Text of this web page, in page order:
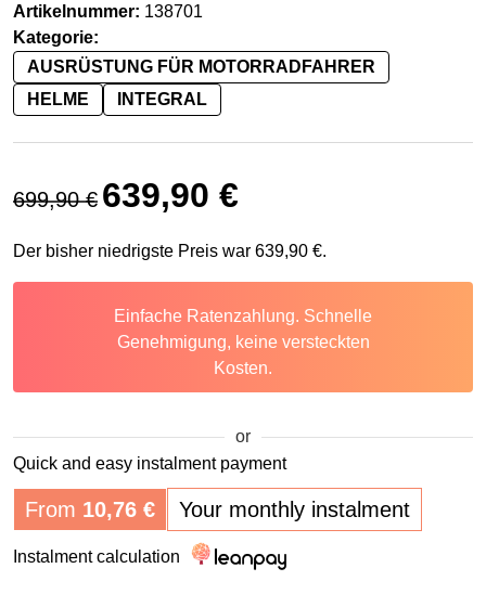
Artikelnummer: 138701
Kategorie:
AUSRÜSTUNG FÜR MOTORRADFAHRER
HELME
INTEGRAL
699,90€
Ursprünglicher Preis war: 699,90 €
639,90 €
Der bisher niedrigste Preis war 639,90 €.
Einfache Ratenzahlung. Schnelle
Genehmigung, keine versteckten
Kosten.
or
Quick and easy instalment payment
From 10,76 € Your monthly instalment
Instalment calculation